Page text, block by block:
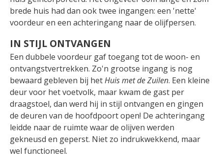
brede huis had dan ook twee ingangen: een 'nette'
voordeur en een achteringang naar de olijfpersen.
IN STIJL ONTVANGEN
Een dubbele voordeur gaf toegang tot de woon- en
ontvangstvertrekken. Zo'n grootse ingang is nog
bewaard gebleven bij hetHuis met de Zuilen. Een kleine
deur voor het voetvolk, maar kwam de gast per
draagstoel, dan werd hij in stijl ontvangen en gingen
de deuren van de hoofdpoort open! De achteringang
leidde naar de ruimte waar de olijven werden
gekneusd en geperst. Niet zo indrukwekkend, maar
wel functioneel.